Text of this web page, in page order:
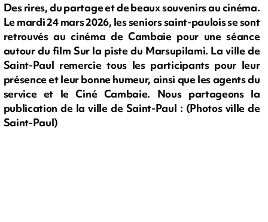
Des rires, du partage et de beaux souvenirs au cinéma.
Le mardi 24 mars 2026, les seniors saint-paulois se sont
retrouvés au cinéma de Cambaie pour une séance
autour du film Sur la piste du Marsupilami. La ville de
Saint-Paul remercie tous les participants pour leur
présence et leur bonne humeur, ainsi que les agents du
service et le Ciné Cambaie. Nous partageons la
publication de la ville de Saint-Paul : (Photos ville de
Saint-Paul)